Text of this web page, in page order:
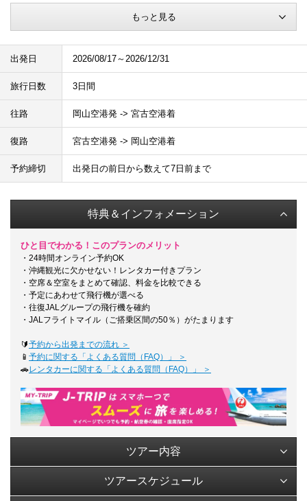
もっと見る
出発日 2026/08/17～2026/12/31
旅行日数 3日間
往路 岡山空港発 -> 宮古空港着
復路 宮古空港発 -> 岡山空港着
予約締切 出発日の前日から数えて7日前まで
特典＆インフォメーション
ひと目でわかる！このプランのメリット
・24時間オンライン予約OK
・沖縄観光に欠かせない！レンタカー付きプラン
・空席＆空室をまとめて確認、料金を比較できる
・予定にあわせて飛行機が選べる
・往復JALグループの飛行機を確約
・JALフライトマイル（ご搭乗区間の50％）がたまります
🔰予約から出発までの流れ ＞
📱 予約に関する「よくある質問（FAQ）」 ＞
🚗レンタカーに関する「よくある質問（FAQ）」 ＞
ツアー内容
ツアースケジュール